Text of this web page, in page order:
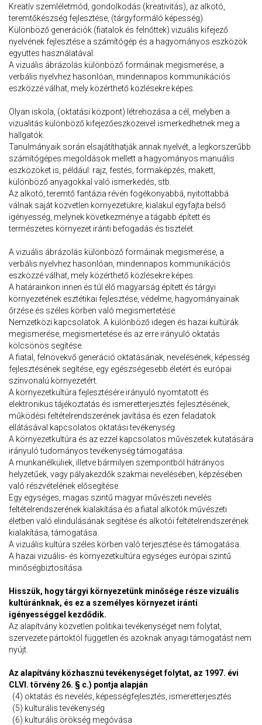
Kreatív szemléletmód, gondolkodás (kreativitás), az alkotó,
teremtőkészség fejlesztése, (tárgyformáló képesség).
Különböző generációk (fiatalok és felnőttek) vizuális kifejező
nyelvének fejlesztése a számítógép és a hagyományos eszközök
együttes használatával.
A vizuális ábrázolás különböző formáinak megismerése, a
verbális nyelvhez hasonlóan, mindennapos kommunikációs
eszközzé válhat, mely közérthető közlésekre képes.
Olyan iskola, (oktatási központ) létrehozása a cél, melyben a
vizualitás különböző kifejezőeszközeivel ismerkedhetnek meg a
hallgatók.
Tanulmányaik során elsajátíthatják annak nyelvét, a legkorszerűbb
számítógépes megoldások mellett a hagyományos manuális
eszközöket is, például: rajz, festés, formaképzés, makett,
különböző anyagokkal való ismerkedés, stb.
Az alkotó, teremtő fantázia révén fogékonyabbá, nyitottabbá
válnak saját közvetlen környezetükre, kialakul egyfajta belső
igényesség, melynek következménye a tágabb épített és
természetes környezet iránti befogadás és tisztelet.
A vizuális ábrázolás különböző formáinak megismerése, a
verbális nyelvhez hasonlóan, mindennapos kommunikációs
eszközzé válhat, mely közérthető közlésekre képes.
A határainkon innen és túl élő magyarság épített és tárgyi
környezetének esztétikai fejlesztése, védelme, hagyományainak
őrzése és széles körben való megismertetése.
Nemzetközi kapcsolatok. A különböző idegen és hazai kultúrák
megismerése, megismertetése és az erre irányuló oktatás
kölcsönös segítése.
A fiatal, felnövekvő generáció oktatásának, nevelésének, képesség
fejlesztésének segítése, egy egészségesebb életért és európai
színvonalú környezetért.
A környezetkultúra fejlesztésére irányuló nyomtatott és
elektronikus tájékoztatás és ismeretterjesztés fejlesztésének,
működési feltételrendszerének javítása és ezen feladatok
ellátásával kapcsolatos oktatási tevékenység.
A környezetkultúra és az ezzel kapcsolatos művészetek kutatására
irányuló tudományos tevékenység támogatása.
A munkanélküliek, illetve bármilyen szempontból hátrányos
helyzetűek, vagy pályakezdők szakmai nevelésében, képzésében
való részvételének elősegítése.
Egy egységes, magas szintű magyar művészeti nevelés
feltételrendszerének kialakítása és a fiatal alkotók művészeti
életben való elindulásának segítése és alkotói feltételrendszerének
kialakítása, támogatása.
A vizuális kultúra széles körben való terjesztése és támogatása.
A hazai vizuális- és környezetkultúra egységes európai szintű
minőségbiztosítása.
Hisszük, hogy tárgyi környezetünk minősége része vizuális
kultúránknak, és ez a személyes környezet iránti
igényességgel kezdődik.
Az alapítvány közvetlen politikai tevékenységet nem folytat,
szervezete pártoktól független és azoknak anyagi támogatást nem
nyújt.
Az alapítvány közhasznú tevékenységet folytat, az 1997. évi
CLVI. törvény 26. § c.) pontja alapján
(4) oktatás és nevelés, képességfejlesztés, ismeretterjesztés
(5) kulturális tevékenység
(6) kulturális örökség megóvása